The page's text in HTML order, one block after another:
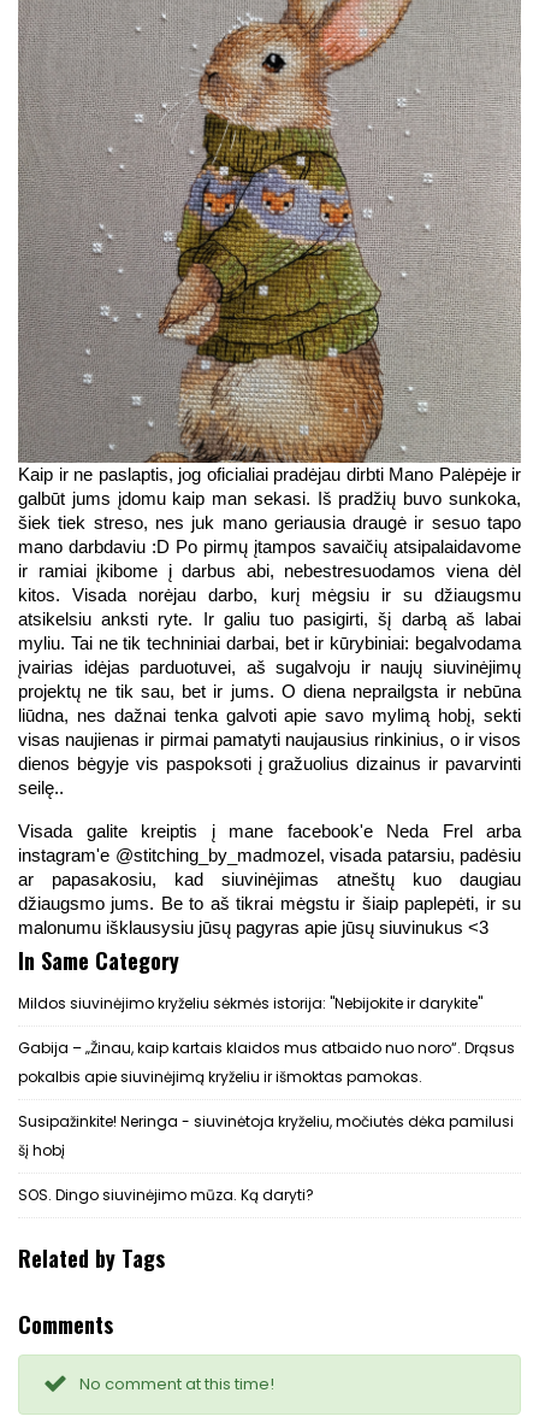
Kaip ir ne paslaptis, jog oficialiai pradėjau dirbti Mano Palėpėje ir
galbūt jums įdomu kaip man sekasi. Iš pradžių buvo sunkoka,
šiek tiek streso, nes juk mano geriausia draugė ir sesuo tapo
mano darbdaviu :D Po pirmų įtampos savaičių atsipalaidavome
ir ramiai įkibome į darbus abi, nebestresuodamos viena dėl
kitos. Visada norėjau darbo, kurį mėgsiu ir su džiaugsmu
atsikelsiu anksti ryte. Ir galiu tuo pasigirti, šį darbą aš labai
myliu. Tai ne tik techniniai darbai, bet ir kūrybiniai: begalvodama
įvairias idėjas parduotuvei, aš sugalvoju ir naujų siuvinėjimų
projektų ne tik sau, bet ir jums. O diena neprailgsta ir nebūna
liūdna, nes dažnai tenka galvoti apie savo mylimą hobį, sekti
visas naujienas ir pirmai pamatyti naujausius rinkinius, o ir visos
dienos bėgyje vis paspoksoti į gražuolius dizainus ir pavarvinti
seilę..
Visada galite kreiptis į mane facebook'e Neda Frel arba
instagram'e @stitching_by_madmozel, visada patarsiu, padėsiu
ar papasakosiu, kad siuvinėjimas atneštų kuo daugiau
džiaugsmo jums. Be to aš tikrai mėgstu ir šiaip paplepėti, ir su
malonumu išklausysiu jūsų pagyras apie jūsų siuvinukus <3
In Same Category
Mildos siuvinėjimo kryželiu sėkmės istorija: "Nebijokite ir darykite"
Gabija – „Žinau, kaip kartais klaidos mus atbaido nuo noro“. Drąsus
pokalbis apie siuvinėjimą kryželiu ir išmoktas pamokas.
Susipažinkite! Neringa - siuvinėtoja kryželiu, močiutės dėka pamilusi
šį hobį
SOS. Dingo siuvinėjimo mūza. Ką daryti?
Related by Tags
Comments
No comment at this time!